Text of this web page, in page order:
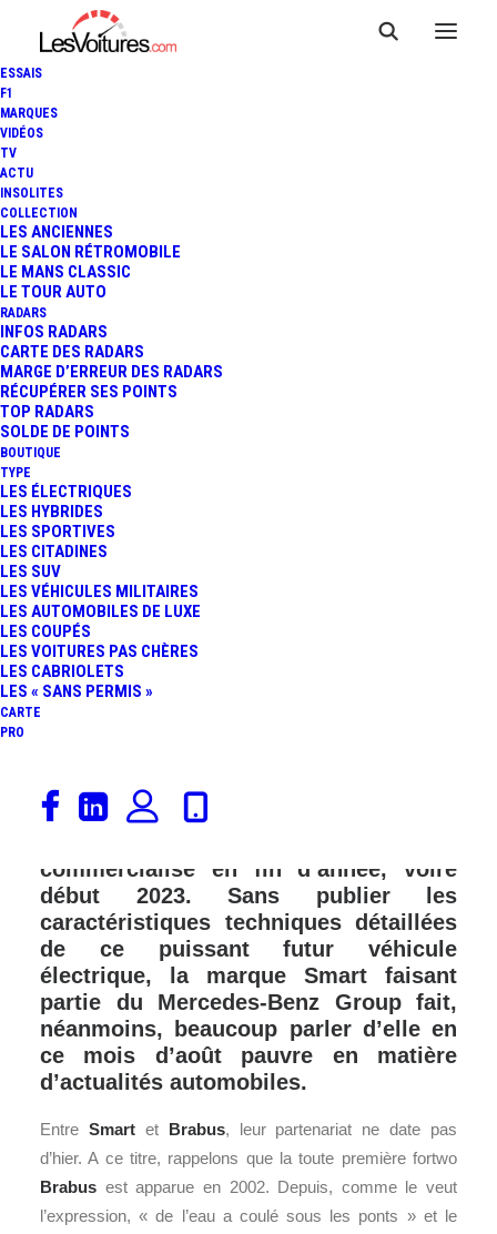
ESSAIS
F1
MARQUES
VIDÉOS
TV
ACTU
INSOLITES
COLLECTION
LES ANCIENNES
LE SALON RÉTROMOBILE
LE MANS CLASSIC
LE TOUR AUTO
RADARS
INFOS RADARS
CARTE DES RADARS
MARGE D’ERREUR DES RADARS
RÉCUPÉRER SES POINTS
TOP RADARS
SOLDE DE POINTS
BOUTIQUE
TYPE
LES ÉLECTRIQUES
LES HYBRIDES
LES SPORTIVES
LES CITADINES
LES SUV
LES VÉHICULES MILITAIRES
LES AUTOMOBILES DE LUXE
LES COUPÉS
LES VOITURES PAS CHÈRES
LES CABRIOLETS
LES « SANS PERMIS »
CARTE
PRO
SMART #1 BRABUS : SUV
ÉLECTRIQUE ET SPORTIF
Smart dévoile le #1 Brabus, une
déclinaison sportive de son nouveau
commercialisé en fin d’année, voire
début 2023. Sans publier les
caractéristiques techniques détaillées
de ce puissant futur véhicule
électrique, la marque Smart faisant
partie du Mercedes-Benz Group fait,
néanmoins, beaucoup parler d’elle en
ce mois d’août pauvre en matière
d’actualités automobiles.
Entre Smartet Brabus, leur partenariat ne date pas
d’hier. A ce titre, rappelons que la toute première fortwo
Brabus est apparue en 2002. Depuis, comme le veut
l’expression, « de l’eau a coulé sous les ponts » et le